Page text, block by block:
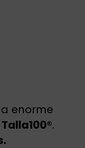
enorme
Talla100®.